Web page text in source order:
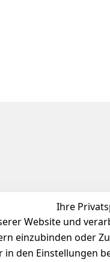
Ihre
Website und
einzubinden oder
den